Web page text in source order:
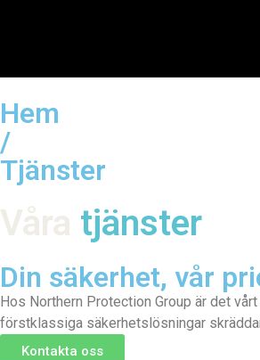
Hem
/
Tjänster
Våra tjänster
Din säkerhet, vår
Hos Northern Protection Group är det
förstklassiga säkerhetslösningar
Kontakta oss